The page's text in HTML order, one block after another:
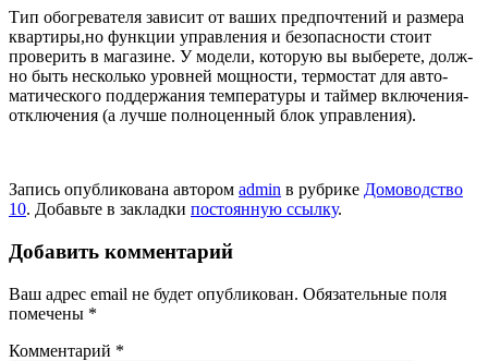
Тип обогревателя зависит от ваших предпочтений и раз­мера
квартиры,но функции управления и безопасности стоит
проверить в магазине. У модели, которую вы выберете, долж­
но быть несколько уровней мощности, термостат для авто­
матического поддер­жания температуры и таймер включения-
отключения (а лучше полноценный блок управления).
Запись опубликована автором admin в рубрике Домоводство
10. Добавьте в закладки постоянную ссылку.
Добавить комментарий
Ваш адрес email не будет опубликован. Обязательные поля
помечены *
Комментарий *